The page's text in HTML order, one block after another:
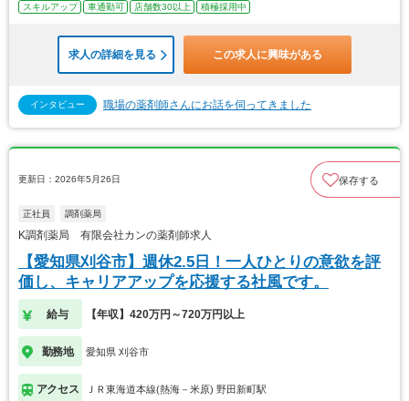
スキルアップ
車通勤可 店舗数30以上 積極採用中
求人の詳細を見る この求人に興味がある
インタビュー 職場の薬剤師さんにお話を伺ってきました
更新日：2026年5月26日 保存する
正社員 調剤薬局
K調剤薬局 有限会社カンの薬剤師求人
【愛知県刈谷市】週休2.5日！一人ひとりの意欲を評
価し、キャリアアップを応援する社風です。
給与 【年収】420万円～720万円以上
勤務地 愛知県 刈谷市
アクセス ＪＲ東海道本線(熱海－米原) 野田新町駅